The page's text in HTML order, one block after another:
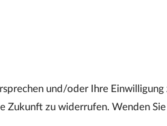
und/oder Ihre Einwilligung
zu widerrufen. Wenden